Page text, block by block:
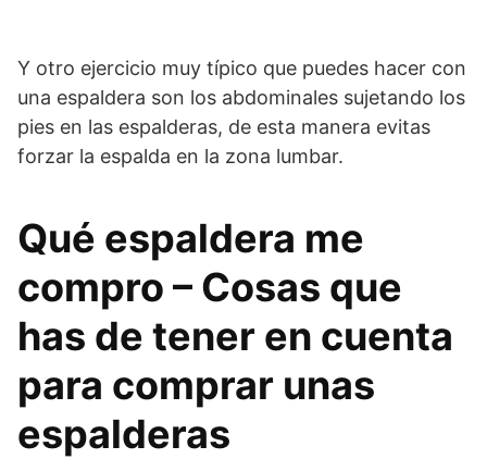
Y otro ejercicio muy típico que puedes hacer con
una espaldera son los abdominales sujetando los
pies en las espalderas, de esta manera evitas
forzar la espalda en la zona lumbar.
Qué espaldera me
compro – Cosas que
has de tener en cuenta
para comprar unas
espalderas